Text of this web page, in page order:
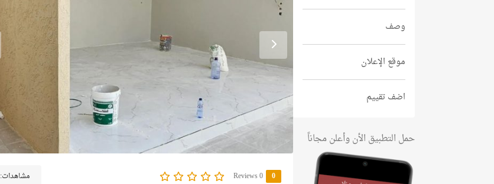
وصف
موقع الإعلان
اضف تقييم
حمل التطبيق الأن وأعلن مجاناً
0
0 Reviews مشاهدات: